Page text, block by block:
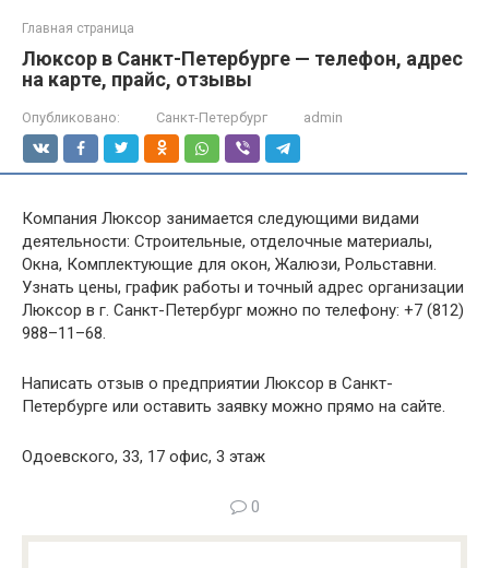
Главная страница
Люксор в Санкт-Петербурге — телефон, адрес
на карте, прайс, отзывы
Опубликовано: Санкт-Петербург admin
Компания Люксор занимается следующими видами
деятельности: Строительные, отделочные материалы,
Окна, Комплектующие для окон, Жалюзи, Рольставни.
Узнать цены, график работы и точный адрес организации
Люксор в г. Санкт-Петербург можно по телефону: +7 (812)
988–11–68.
Написать отзыв о предприятии Люксор в Санкт-
Петербурге или оставить заявку можно прямо на сайте.
Одоевского, 33, 17 офис, 3 этаж
0